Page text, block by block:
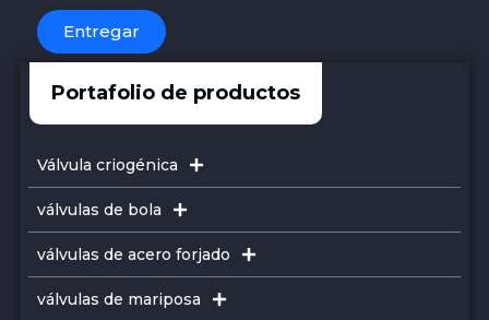
Válvula criogénica
válvulas de bola
válvulas de acero forjado
válvulas de mariposa
Portafolio de productos
Entregar